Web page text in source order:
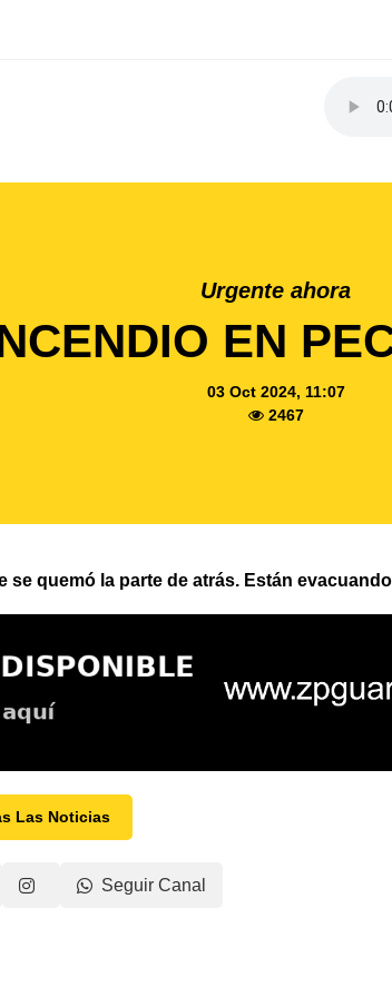
Urgente ahora
EN
03 Oct 2024, 11:07
2467
se quemó la parte de atrás. Están
Las Noticias
Seguir Canal